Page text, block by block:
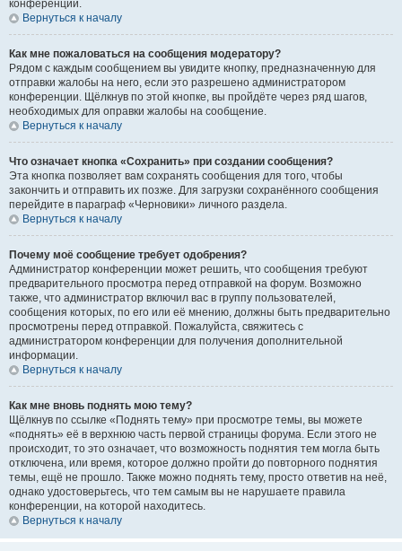
конференции.
Вернуться к началу
Как мне пожаловаться на сообщения модератору?
Рядом с каждым сообщением вы увидите кнопку, предназначенную для
отправки жалобы на него, если это разрешено администратором
конференции. Щёлкнув по этой кнопке, вы пройдёте через ряд шагов,
необходимых для оправки жалобы на сообщение.
Вернуться к началу
Что означает кнопка «Сохранить» при создании сообщения?
Эта кнопка позволяет вам сохранять сообщения для того, чтобы
закончить и отправить их позже. Для загрузки сохранённого сообщения
перейдите в параграф «Черновики» личного раздела.
Вернуться к началу
Почему моё сообщение требует одобрения?
Администратор конференции может решить, что сообщения требуют
предварительного просмотра перед отправкой на форум. Возможно
также, что администратор включил вас в группу пользователей,
сообщения которых, по его или её мнению, должны быть предварительно
просмотрены перед отправкой. Пожалуйста, свяжитесь с
администратором конференции для получения дополнительной
информации.
Вернуться к началу
Как мне вновь поднять мою тему?
Щёлкнув по ссылке «Поднять тему» при просмотре темы, вы можете
«поднять» её в верхнюю часть первой страницы форума. Если этого не
происходит, то это означает, что возможность поднятия тем могла быть
отключена, или время, которое должно пройти до повторного поднятия
темы, ещё не прошло. Также можно поднять тему, просто ответив на неё,
однако удостоверьтесь, что тем самым вы не нарушаете правила
конференции, на которой находитесь.
Вернуться к началу